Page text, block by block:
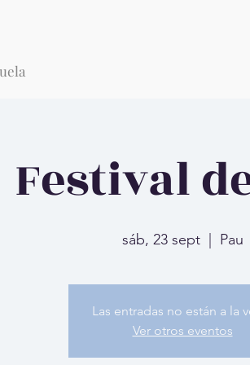
Festival
sáb, 23 sept
  |
Pau
Las entradas no están a la
Ver otros eventos